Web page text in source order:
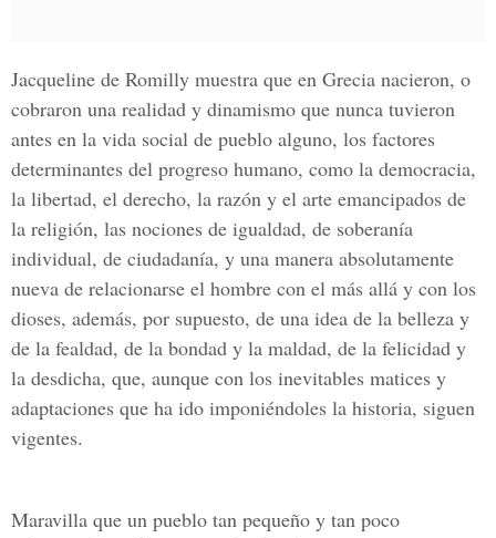
Jacqueline de Romilly muestra que en Grecia nacieron, o
cobraron una realidad y dinamismo que nunca tuvieron
antes en la vida social de pueblo alguno, los factores
determinantes del progreso humano, como la democracia,
la libertad, el derecho, la razón y el arte emancipados de
la religión, las nociones de igualdad, de soberanía
individual, de ciudadanía, y una manera absolutamente
nueva de relacionarse el hombre con el más allá y con los
dioses, además, por supuesto, de una idea de la belleza y
de la fealdad, de la bondad y la maldad, de la felicidad y
la desdicha, que, aunque con los inevitables matices y
adaptaciones que ha ido imponiéndoles la historia, siguen
vigentes.
Maravilla que un pueblo tan pequeño y tan poco